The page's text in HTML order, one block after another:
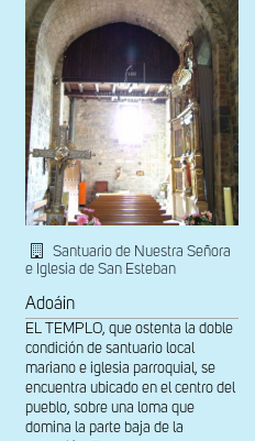
Santuario de Nuestra Señora
e Iglesia de San Esteban
Adoáin
EL TEMPLO, que ostenta la doble
condición de santuario local
mariano e iglesia parroquial, se
encuentra ubicado en el centro del
pueblo, sobre una loma que
domina la parte baja de la